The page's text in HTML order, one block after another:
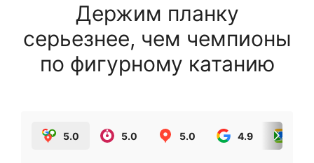
Держим планку
серьезнее, чем чемпионы
по фигурному катанию
5.0 5.0 5.0 4.9